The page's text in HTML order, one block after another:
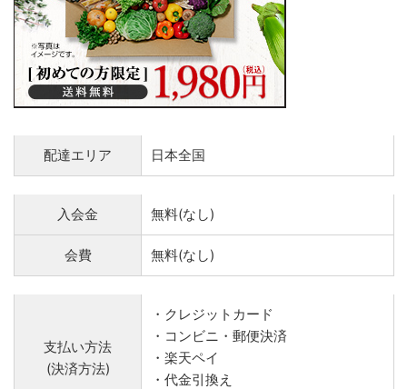
配達エリア 日本全国
入会金 無料(なし)
会費 無料(なし)
支払い方法
(決済方法)
・クレジットカード
・コンビニ・郵便決済
・楽天ペイ
・代金引換え